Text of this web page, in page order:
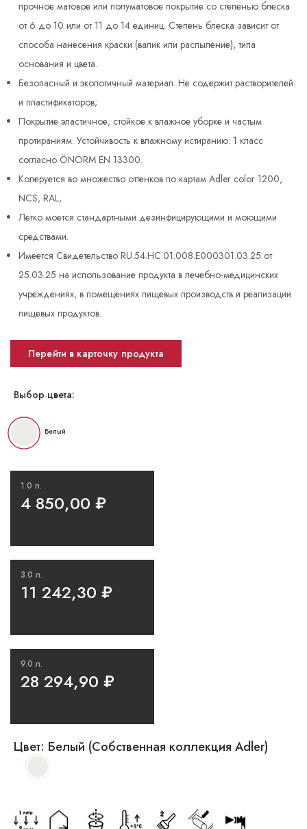
прочное матовое или полуматовое покрытие со степенью блеска
от 6 до 10 или от 11 до 14 единиц. Степень блеска зависит от
способа нанесения краски (валик или распыление), типа
основания и цвета.
Безопасный и экологичный материал. Не содержит растворителей
и пластификаторов;
Покрытие эластичное, стойкое к влажное уборке и частым
протираниям. Устойчивость к влажному истиранию: 1 класс
согласно ÖNORM EN 13300.
Колеруется во множество оттенков по картам Adler соlor 1200,
NCS, RAL;
Легко моется стандартными дезинфицирующими и моющими
средствами.
Имеется Свидетельство RU.54.HC.01.008.E000301.03.25 от
25.03.25 на использование продукта в лечебно-медицинских
учреждениях, в помещениях пищевых производств и реализации
пищевых продуктов.
Перейти в карточку продукта
Выбор цвета:
Белый
1.0 л.
4 850,00 ₽
3.0 л.
11 242,30 ₽
9.0 л.
28 294,90 ₽
Цвет: Белый (Собственная коллекция Adler)